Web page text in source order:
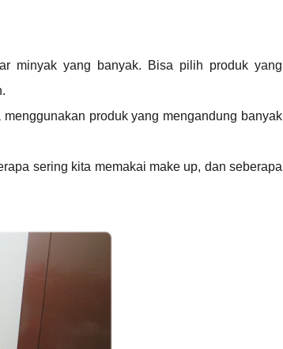
minyak yang banyak. Bisa pilih produk yang
produk yang mengandung banyak
sering kita memakai make up, dan seberapa